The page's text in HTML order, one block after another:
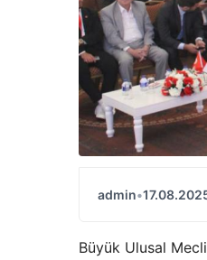
admin•
Büyük Ulusal